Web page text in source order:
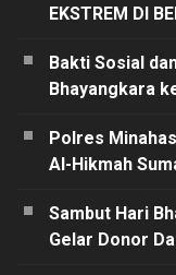
EKSTREM DI
Bakti Sosial
Bhayangkara
Polres
Al-Hikmah
Sambut Hari
Gelar Donor